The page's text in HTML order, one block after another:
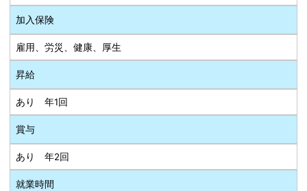
加入保険
雇用、労災、健康、厚生
昇給
あり 年1回
賞与
あり 年2回
就業時間